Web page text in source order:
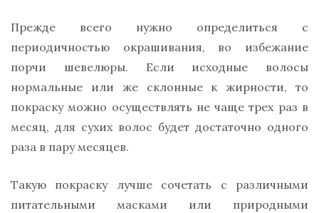
Прежде всего нужно определиться с
периодичностью окрашивания, во избежание
порчи шевелюры. Если исходные волосы
нормальные или же склонные к жирности, то
покраску можно осуществлять не чаще трех раз в
месяц, для сухих волос будет достаточно одного
раза в пару месяцев.
Такую покраску лучше сочетать с различными
питательными масками или природными